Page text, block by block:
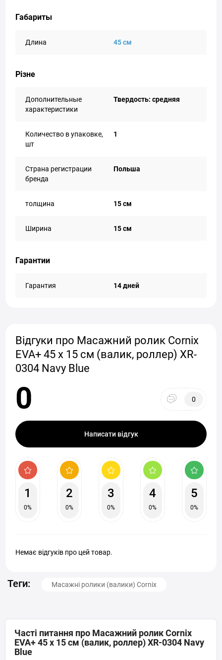
Габариты
Длина 45 см
Різне
Дополнительные
характеристики
Твердость: средняя
Количество в упаковке,
шт
1
Страна регистрации
бренда
Польша
толщина 15 см
Ширина 15 см
Гарантии
Гарантия 14 дней
Відгуки про Масажний ролик Cornix
EVA+ 45 x 15 см (валик, роллер) XR-
0304 Navy Blue
0 0
Написати відгук
1
0%
2
0%
3
0%
4
0%
5
0%
Немає відгуків про цей товар.
Теги: Масажні ролики (валики) Cornix
Часті питання про Масажний ролик Cornix
EVA+ 45 x 15 см (валик, роллер) XR-0304 Navy
Blue